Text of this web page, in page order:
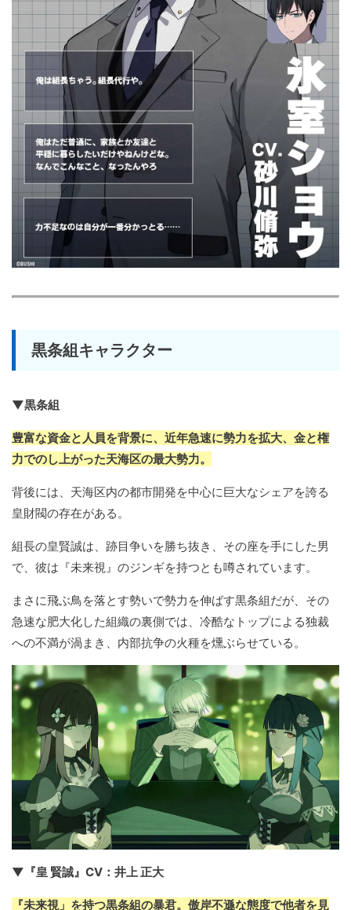
黒条組キャラクター
▼黒条組
豊富な資金と人員を背景に、近年急速に勢力を拡大、金と権
力でのし上がった天海区の最大勢力。
背後には、天海区内の都市開発を中心に巨大なシェアを誇る
皇財閥の存在がある。
組長の皇賢誠は、跡目争いを勝ち抜き、その座を手にした男
で、彼は『未来視』のジンギを持つとも噂されています。
まさに飛ぶ鳥を落とす勢いで勢力を伸ばす黒条組だが、その
急速な肥大化した組織の裏側では、冷酷なトップによる独裁
への不満が渦まき、内部抗争の火種を燻ぶらせている。
▼『皇 賢誠』CV：井上 正大
『未来視」を持つ黒条組の暴君。傲岸不遜な態度で他者を見